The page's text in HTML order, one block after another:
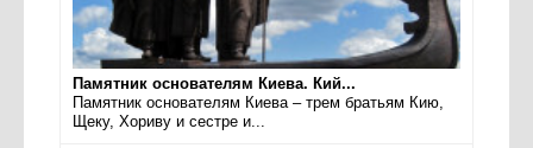
Памятник основателям Киева. Кий...
Памятник основателям Киева – трем братьям Кию,
Щеку, Хориву и сестре и...